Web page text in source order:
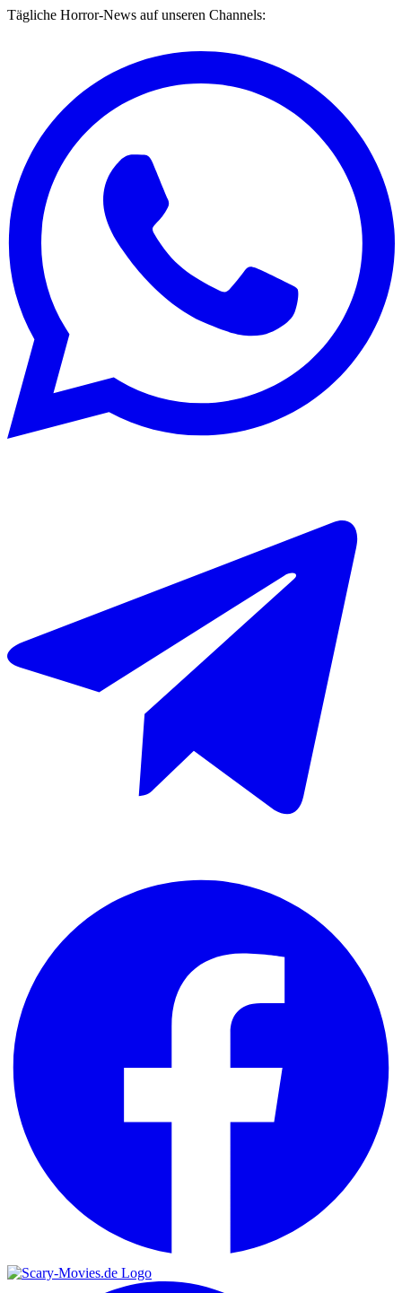
Tägliche Horror-News auf unseren Channels: